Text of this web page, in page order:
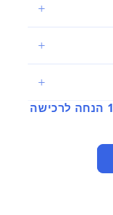
הצטרפו לחברים שלנו וקבלו 10% הנחה לרכישה